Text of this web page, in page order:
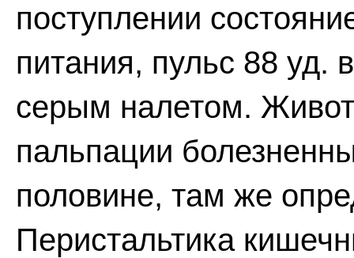
поступлении
питания, пульс 88 уд.
серым налетом.
пальпации
половине, там же
Перистальтика